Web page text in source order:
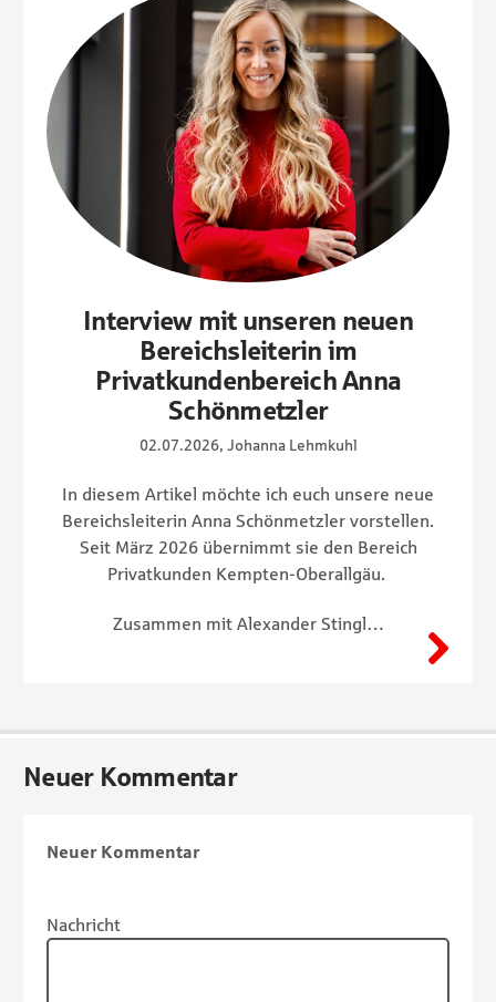
Interview mit unseren neuen
Bereichsleiterin im
Privatkundenbereich Anna
Schönmetzler
02.07.2026, Johanna Lehmkuhl
In diesem Artikel möchte ich euch unsere neue
Bereichsleiterin Anna Schönmetzler vorstellen.
Seit März 2026 übernimmt sie den Bereich
Privatkunden Kempten-Oberallgäu.
Zusammen mit Alexander Stingl…
Neuer Kommentar
Neuer Kommentar
Nachricht